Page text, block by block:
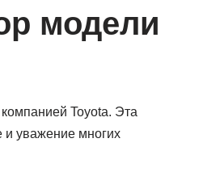
модели
Toyota. Эта
и уважение многих